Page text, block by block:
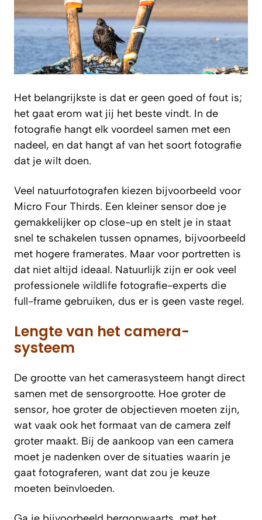
Het belangrijkste is dat er geen goed of fout is;
het gaat erom wat jij het beste vindt. In de
fotografie hangt elk voordeel samen met een
nadeel, en dat hangt af van het soort fotografie
dat je wilt doen.
Veel natuurfotografen kiezen bijvoorbeeld voor
Micro Four Thirds. Een kleiner sensor doe je
gemakkelijker op close-up en stelt je in staat
snel te schakelen tussen opnames, bijvoorbeeld
met hogere framerates. Maar voor portretten is
dat niet altijd ideaal. Natuurlijk zijn er ook veel
professionele wildlife fotografie-experts die
full-frame gebruiken, dus er is geen vaste regel.
Lengte van het camera-
systeem
De grootte van het camerasysteem hangt direct
samen met de sensorgrootte. Hoe groter de
sensor, hoe groter de objectieven moeten zijn,
wat vaak ook het formaat van de camera zelf
groter maakt. Bij de aankoop van een camera
moet je nadenken over de situaties waarin je
gaat fotograferen, want dat zou je keuze
moeten beïnvloeden.